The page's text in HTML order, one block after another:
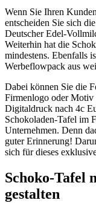
Wenn Sie Ihren
entscheiden Sie sich die
Deutscher Edel-
Weiterhin hat die
mindestens. Ebenfalls
Werbeflowpack aus
Dabei können Sie die
Firmenlogo oder Motiv
Digitaldruck nach 4c
Schokoladen-Tafel im
Unternehmen. Denn
guter Erinnerung!
sich für dieses
Schoko-Tafel
gestalten